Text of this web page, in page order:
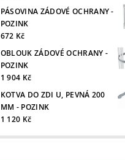
PÁSOVINA ZÁDOVÉ OCHRANY -
POZINK
672 Kč
OBLOUK ZÁDOVÉ OCHRANY -
POZINK
1 904 Kč
KOTVA DO ZDI U, PEVNÁ 200
MM - POZINK
1 120 Kč